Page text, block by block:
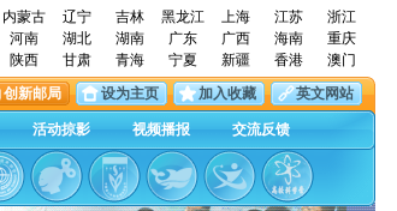
内蒙古 辽宁 吉林 黑龙江 上海 江苏
浙江
河南 湖北 湖南 广东 广西 海南
重庆
陕西 甘肃 青海 宁夏 新疆 香港
澳门
创新邮局 设为主页 加入收藏 英文网站
活动掠影 视频播报 交流反馈